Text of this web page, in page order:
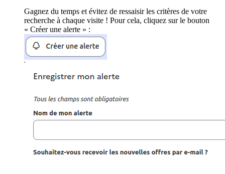
Gagnez du temps et évitez de ressaisir les critères de votre
recherche à chaque visite ! Pour cela, cliquez sur le bouton
« Créer une alerte » :